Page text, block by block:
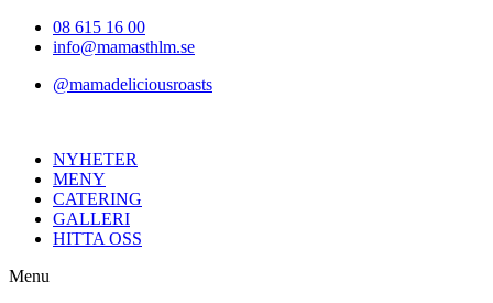
Hoppa08 615 16 00
info@mamasthlm.se
@mamadeliciousroasts
NYHETER
MENY
CATERING
GALLERI
HITTA OSS
Menu